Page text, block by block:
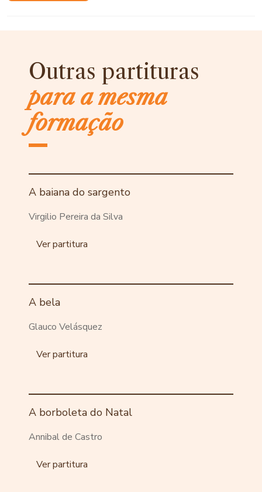
Outras partituras
para a mesma
formação
A baiana do sargento
Virgilio Pereira da Silva
Ver partitura
A bela
Glauco Velásquez
Ver partitura
A borboleta do Natal
Annibal de Castro
Ver partitura